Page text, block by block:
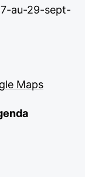
au-29-sept-
Maps